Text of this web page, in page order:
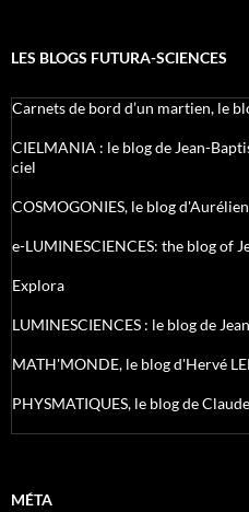
LES BLOGS FUTURA-SCIENCES
Carnets de bord d’un martien, le
CIELMANIA : le blog de Jean-
ciel
COSMOGONIES, le blog
e-LUMINESCIENCES: the blog of
Explora
LUMINESCIENCES : le blog de
MATH'MONDE, le blog d'Hervé
PHYSMATIQUES, le blog de
MÉTA